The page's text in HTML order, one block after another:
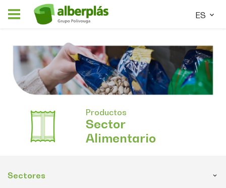
ES
Productos
Sector
Alimentario
Sectores